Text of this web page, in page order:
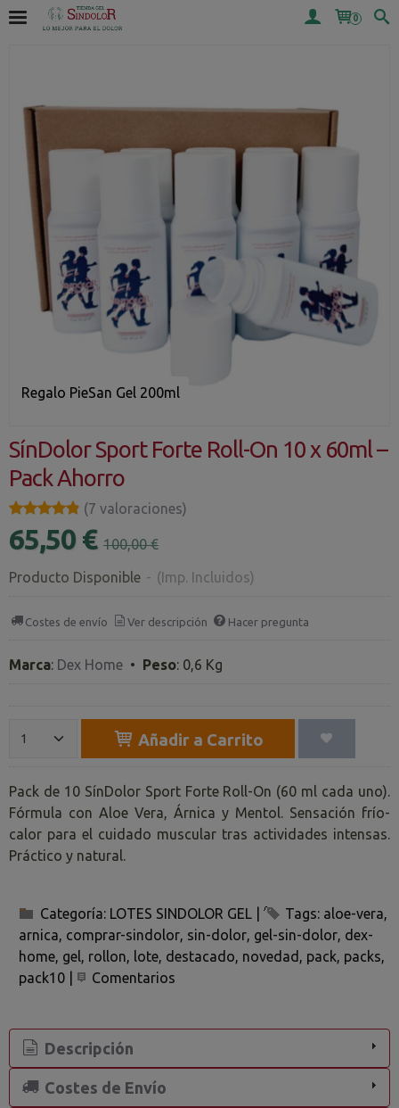
0
Regalo PieSan Gel 200ml
SínDolor Sport Forte Roll-On 10 x 60ml –
Pack Ahorro
★★★★★
★★★★★ (7 valoraciones)
65,50 € 100,00 €
Producto Disponible - (Imp. Incluidos)
Costes de envío Ver descripción Hacer pregunta
Marca: Dex Home • Peso: 0,6 Kg
Añadir a Carrito
Pack de 10 SínDolor Sport Forte Roll-On (60 ml cada uno).
Fórmula con Aloe Vera, Árnica y Mentol. Sensación frío-
calor para el cuidado muscular tras actividades intensas.
Práctico y natural.
Categoría: LOTES SINDOLOR GEL Tags: aloe-vera
arnica comprar-sindolor sin-dolor gel-sin-dolor dex-
home gel rollon lote destacado novedad pack packs
pack10
Comentarios
Descripción
Costes de Envío